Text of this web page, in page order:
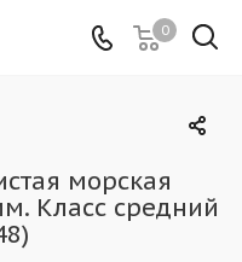
0
морская
Класс средний